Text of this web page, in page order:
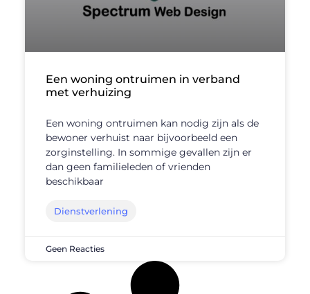
Een woning ontruimen in verband
met verhuizing
Een woning ontruimen kan nodig zijn als de
bewoner verhuist naar bijvoorbeeld een
zorginstelling. In sommige gevallen zijn er
dan geen familieleden of vrienden
beschikbaar
Dienstverlening
Geen Reacties